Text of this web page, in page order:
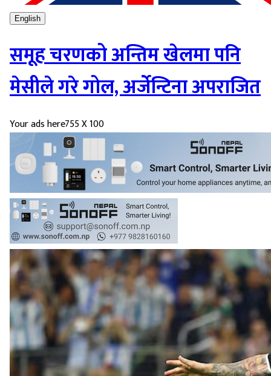
English
समूह चरणको अन्तिम खेलमा पनि
मेसीले गरे गोल, अर्जेन्टिना अपराजित
Your ads here755 X 100